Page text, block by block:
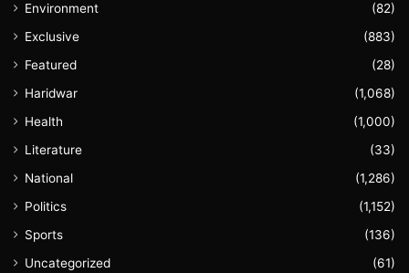
Environment
(82)
Exclusive
(883)
Featured
(28)
Haridwar
(1,068)
Health
(1,000)
Literature
(33)
National
(1,286)
Politics
(1,152)
Sports
(136)
Uncategorized
(61)